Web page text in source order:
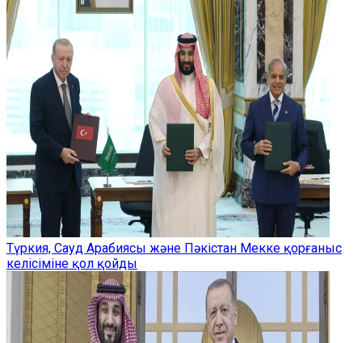
Түркия, Сауд Арабиясы және Пәкістан Мекке қорғаныс
келісіміне қол қойды